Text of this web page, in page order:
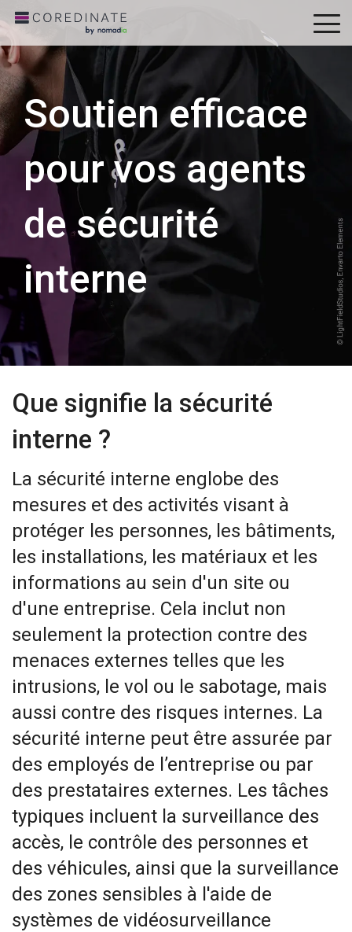
Soutien efficace
pour vos agents
de sécurité
interne
Que signifie la sécurité
interne ?
La sécurité interne englobe des
mesures et des activités visant à
protéger les personnes, les bâtiments,
les installations, les matériaux et les
informations au sein d'un site ou
d'une entreprise. Cela inclut non
seulement la protection contre des
menaces externes telles que les
intrusions, le vol ou le sabotage, mais
aussi contre des risques internes. La
sécurité interne peut être assurée par
des employés de l’entreprise ou par
des prestataires externes. Les tâches
typiques incluent la surveillance des
accès, le contrôle des personnes et
des véhicules, ainsi que la surveillance
des zones sensibles à l'aide de
systèmes de vidéosurveillance